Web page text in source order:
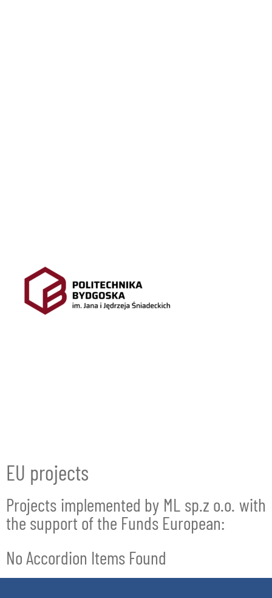
EU projects
Projects implemented by ML sp.z o.o. with
the support of the Funds European:
No Accordion Items Found